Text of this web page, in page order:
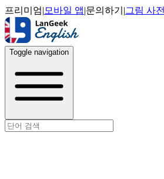
프리미엄| 모바일 앱|문의하기 |그림 사전
Toggle navigation